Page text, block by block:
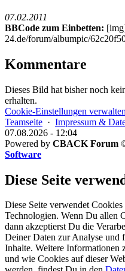
07.02.2011
BBCode zum Einbetten:
24.de/forum/albumpic/
Kommentare
Dieses Bild hat bisher noch
erhalten.
Cookie-Einstellungen verwalten
Teamseite · Impressum &
07.08.2026 - 12:04
Powered by CBACK Forum
Software
Diese Seite
Diese Seite verwendet Cookies
Technologien. Wenn Du allen
dann akzeptierst Du die
Deiner Daten zur Analyse und
Inhalte. Weitere Informationen
und wie Cookies auf dieser